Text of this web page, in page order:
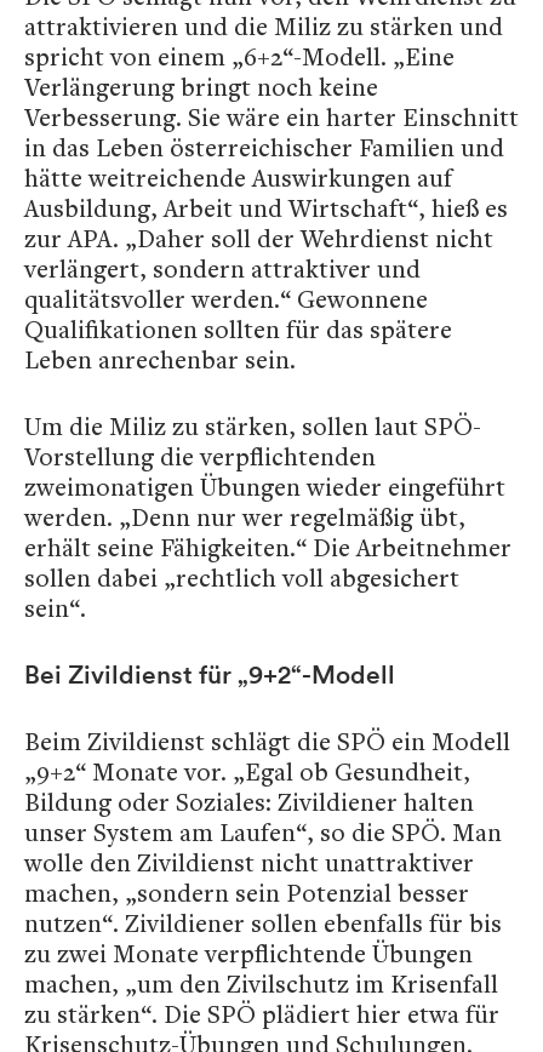
attraktivieren und die Miliz zu stärken und
spricht von einem „6+2“-Modell. „Eine
Verlängerung bringt noch keine
Verbesserung. Sie wäre ein harter Einschnitt
in das Leben österreichischer Familien und
hätte weitreichende Auswirkungen auf
Ausbildung, Arbeit und Wirtschaft“, hieß es
zur APA. „Daher soll der Wehrdienst nicht
verlängert, sondern attraktiver und
qualitätsvoller werden.“ Gewonnene
Qualifikationen sollten für das spätere
Leben anrechenbar sein.
Um die Miliz zu stärken, sollen laut SPÖ-
Vorstellung die verpflichtenden
zweimonatigen Übungen wieder eingeführt
werden. „Denn nur wer regelmäßig übt,
erhält seine Fähigkeiten.“ Die Arbeitnehmer
sollen dabei „rechtlich voll abgesichert
sein“.
Bei Zivildienst für „9+2“-Modell
Beim Zivildienst schlägt die SPÖ ein Modell
„9+2“ Monate vor. „Egal ob Gesundheit,
Bildung oder Soziales: Zivildiener halten
unser System am Laufen“, so die SPÖ. Man
wolle den Zivildienst nicht unattraktiver
machen, „sondern sein Potenzial besser
nutzen“. Zivildiener sollen ebenfalls für bis
zu zwei Monate verpflichtende Übungen
machen, „um den Zivilschutz im Krisenfall
zu stärken“. Die SPÖ plädiert hier etwa für
Krisenschutz-Übungen und Schulungen.